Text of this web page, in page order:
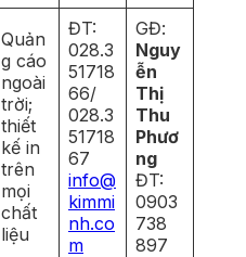
Quản
g cáo
ngoài
trời;
thiết
kế in
trên
mọi
chất
liệu
ĐT:
028.3
51718
66/
028.3
51718
67
info@
kimmi
nh.co
m
GĐ:
Nguy
ễn
Thị
Thu
Phươ
ng
ĐT:
0903
738
897